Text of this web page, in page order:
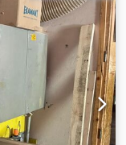
• Hard
met 2
0,8
• Walsafmetingen
Apey A Synjyef •